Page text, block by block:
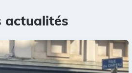
actualités